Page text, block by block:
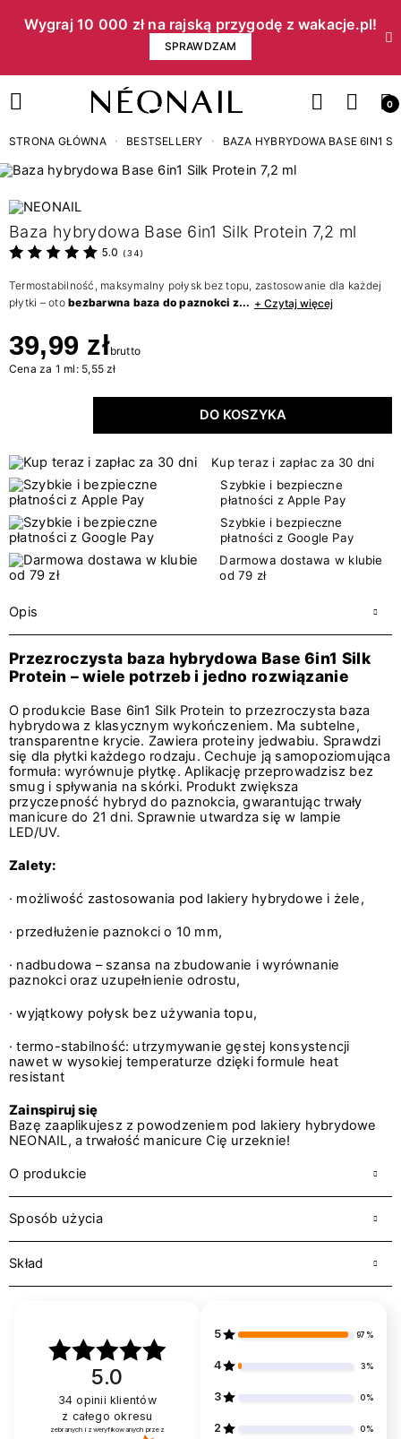
Wygraj 10 000 zł na rajską przygodę z wakacje.pl!​
SPRAWDZAM
0
STRONA GŁÓWNA BESTSELLERY BAZA HYBRYDOWA BASE 6IN1
Baza hybrydowa Base 6in1 Silk Protein 7,2 ml
5.0 ( 34)
Termostabilność, maksymalny połysk bez topu, zastosowanie dla każdej
płytki – otobezbarwna baza do paznokci z... + Czytaj więcej
39,99 złbrutto
Cena za 1 ml: 5,55 zł
DO KOSZYKA
Kup teraz i zapłac za 30 dni
Szybkie i bezpieczne
płatności z Apple Pay
Szybkie i bezpieczne
płatności z Google Pay
Darmowa dostawa w klubie
od 79 zł
Opis
Przezroczysta baza hybrydowa Base 6in1 Silk
Protein – wiele potrzeb i jedno rozwiązanie
O produkcie Base 6in1 Silk Protein to przezroczysta baza
hybrydowa z klasycznym wykończeniem. Ma subtelne,
transparentne krycie. Zawiera proteiny jedwabiu. Sprawdzi
się dla płytki każdego rodzaju. Cechuje ją samopoziomująca
formuła: wyrównuje płytkę. Aplikację przeprowadzisz bez
smug i spływania na skórki. Produkt zwiększa
przyczepność hybryd do paznokcia, gwarantując trwały
manicure do 21 dni. Sprawnie utwardza się w lampie
LED/UV.
Zalety:
· możliwość zastosowania pod lakiery hybrydowe i żele,
· przedłużenie paznokci o 10 mm,
· nadbudowa – szansa na zbudowanie i wyrównanie
paznokci oraz uzupełnienie odrostu,
· wyjątkowy połysk bez używania topu,
· termo-stabilność: utrzymywanie gęstej konsystencji
nawet w wysokiej temperaturze dzięki formule heat
resistant
Zainspiruj się
Bazę zaaplikujesz z powodzeniem pod lakiery hybrydowe
NEONAIL, a trwałość manicure Cię urzeknie!
O produkcie
Sposób użycia
Skład
5.0
34 opinii klientów
z całego okresu
zebranych i zweryfikowanych przez
5 97%
4 3%
3 0%
2 0%